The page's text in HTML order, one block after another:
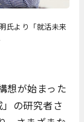
氏より「就活未来
想が始まった
の研究者さ